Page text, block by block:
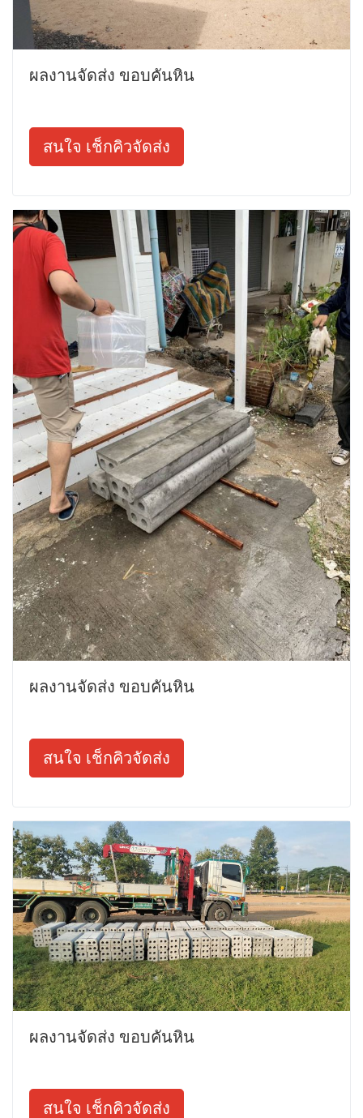
ผลงานจัดส่ง ขอบคันหิน
สนใจ เช็กคิวจัดส่ง
ผลงานจัดส่ง ขอบคันหิน
สนใจ เช็กคิวจัดส่ง
ผลงานจัดส่ง ขอบคันหิน
สนใจ เช็กคิวจัดส่ง